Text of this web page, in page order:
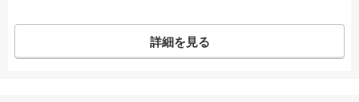
詳細を見る